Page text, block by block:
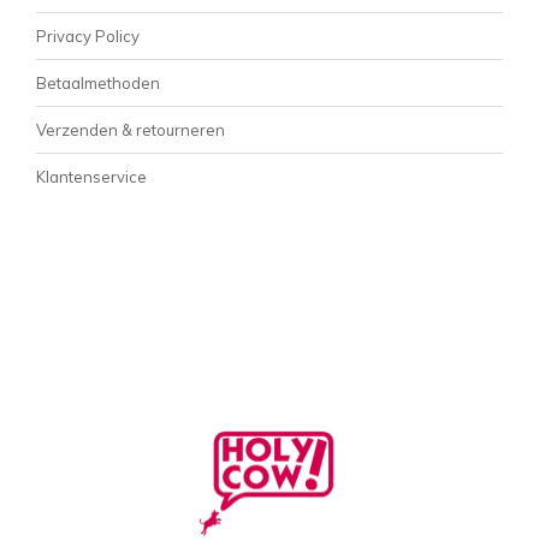
Privacy Policy
Betaalmethoden
Verzenden & retourneren
Klantenservice